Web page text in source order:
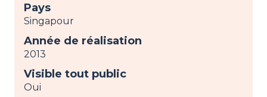
Pays
Singapour
Année de réalisation
2013
Visible tout public
Oui